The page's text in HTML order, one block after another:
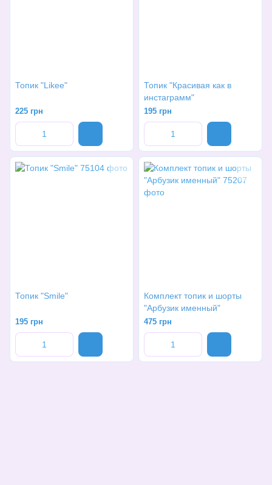
Топик "Likee"
225 грн
Топик "Красивая как в
инстаграмм"
195 грн
Топик "Smile"
195 грн
Комплект топик и шорты
"Арбузик именный"
475 грн